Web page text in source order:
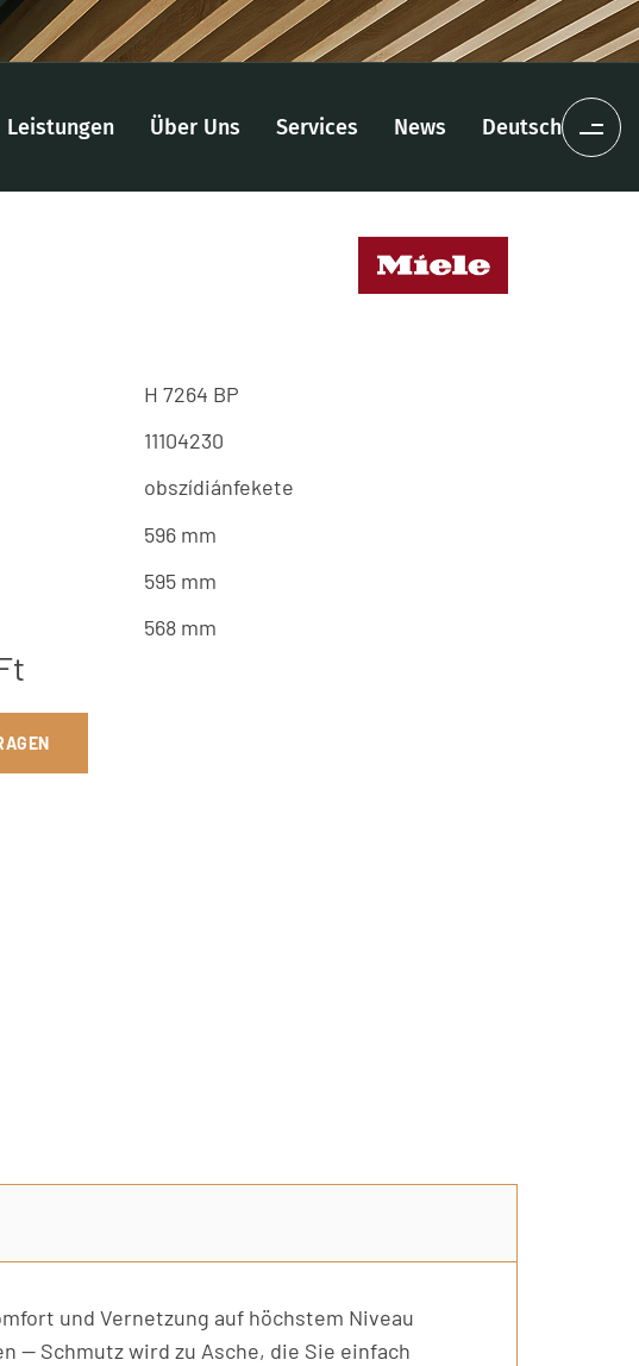
Leistungen Über Uns Services News Deutsch
H 7264 BP
11104230
obszídiánfekete
596 mm
595 mm
568 mm
und Vernetzung auf höchstem Niveau
— Schmutz wird zu Asche, die Sie einfach